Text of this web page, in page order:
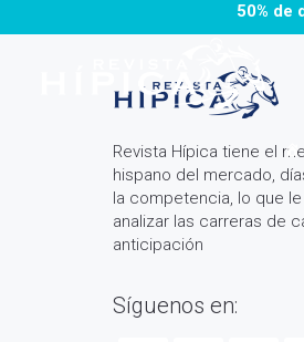
50% de
Revista Hípica tiene el
hispano del mercado,
la competencia, lo que
analizar las carreras de
anticipación
Síguenos en: